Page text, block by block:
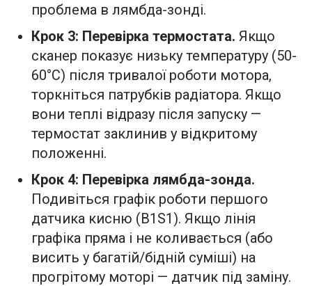
проблема в лямбда-зонді.
Крок 3: Перевірка термостата. Якщо
сканер показує низьку температуру (50-
60°C) після тривалої роботи мотора,
торкніться патрубків радіатора. Якщо
вони теплі відразу після запуску —
термостат заклинив у відкритому
положенні.
Крок 4: Перевірка лямбда-зонда.
Подивіться графік роботи першого
датчика кисню (B1S1). Якщо лінія
графіка пряма і не коливається (або
висить у багатій/бідній суміші) на
прогрітому моторі — датчик під заміну.